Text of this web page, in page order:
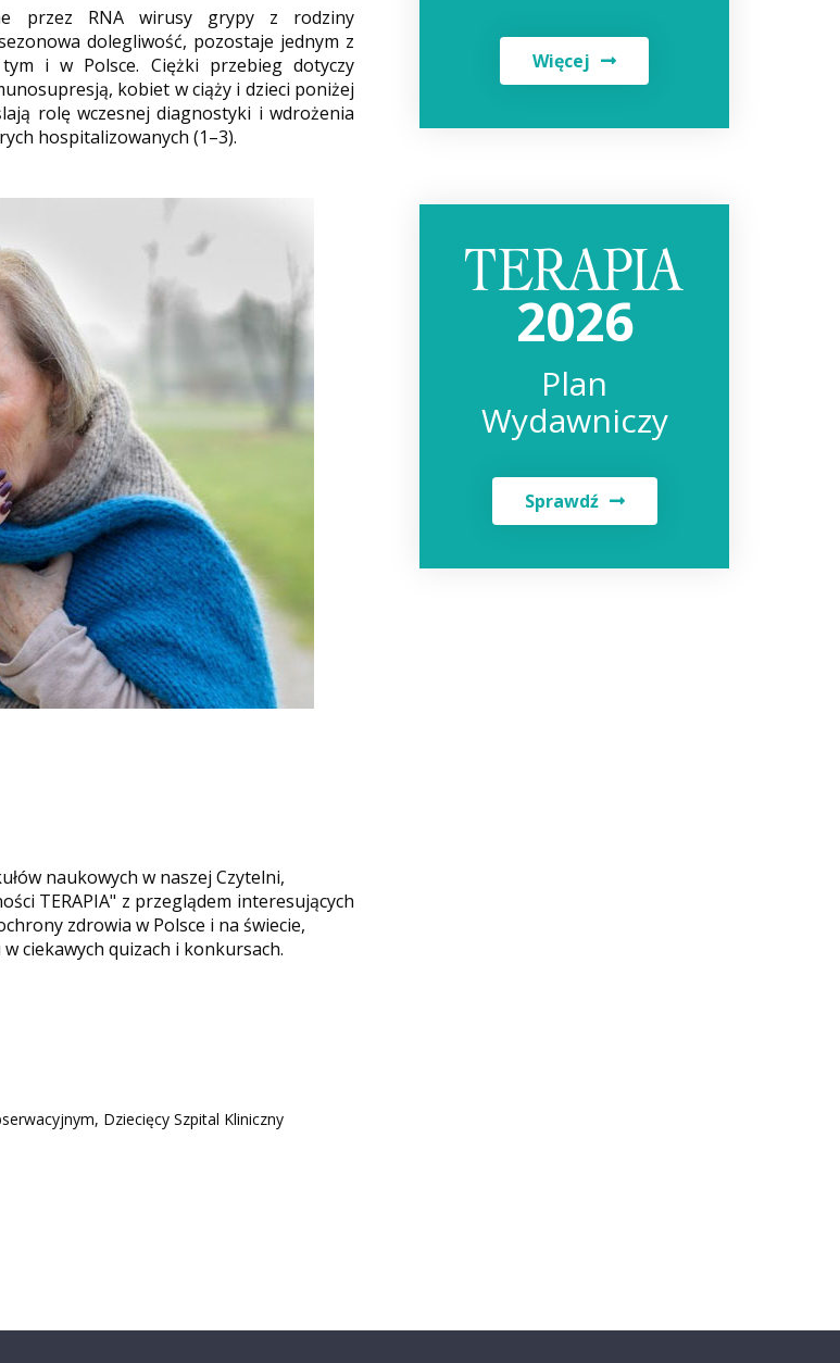
przez RNA wirusy grypy z rodziny
dolegliwość, pozostaje jednym z
i w Polsce. Ciężki przebieg dotyczy
kobiet w ciąży i dzieci poniżej
rolę wczesnej diagnostyki i wdrożenia
hospitalizowanych (1–3).
naukowych w naszej Czytelni,
TERAPIA" z przeglądem interesujących
zdrowia w Polsce i na świecie,
ciekawych quizach i konkursach.
Dziecięcy Szpital Kliniczny
Więcej
2026
Plan
Wydawniczy
Sprawdź